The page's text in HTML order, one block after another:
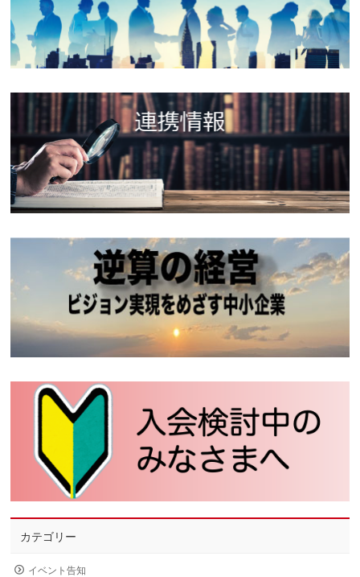
カテゴリー
イベント告知